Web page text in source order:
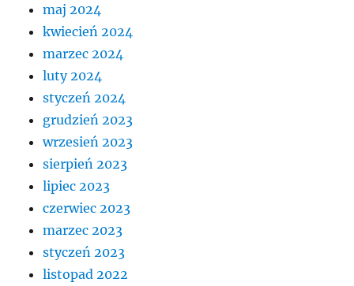
maj 2024
kwiecień 2024
marzec 2024
luty 2024
styczeń 2024
grudzień 2023
wrzesień 2023
sierpień 2023
lipiec 2023
czerwiec 2023
marzec 2023
styczeń 2023
listopad 2022